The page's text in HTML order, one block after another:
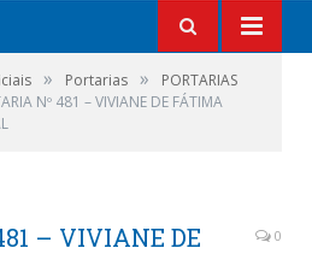
» Portarias »
PORTARIAS
Nº 481 – VIVIANE DE FÁTIMA
– VIVIANE DE
0